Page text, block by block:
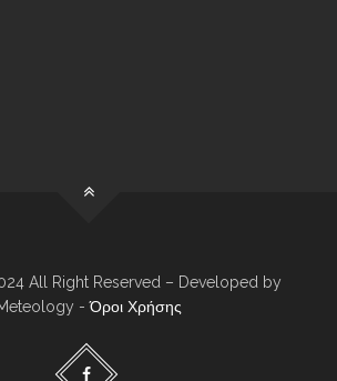
All Right Reserved – Developed by
-Όροι Χρήσης